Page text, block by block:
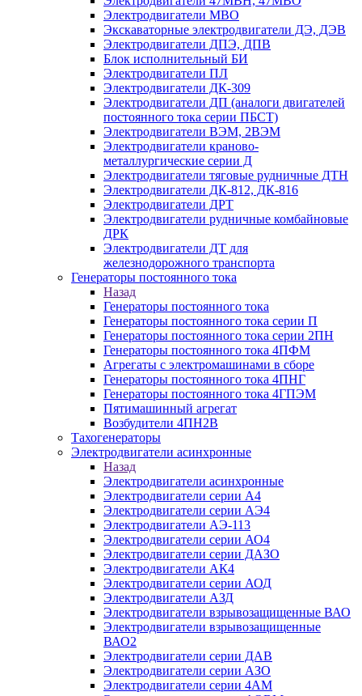
Электродвигатели MBO
Экскаваторные электродвигатели ДЭ, ДЭВ
Электродвигатели ДПЭ, ДПВ
Блок исполнительный БИ
Электродвигатели ПЛ
Электродвигатели ДК-309
Электродвигатели ДП (аналоги двигателей
постоянного тока серии ПБСТ)
Электродвигатели ВЭМ, 2ВЭМ
Электродвигатели краново-
металлургические серии Д
Электродвигатели тяговые рудничные ДТН
Электродвигатели ДК-812, ДК-816
Электродвигатели ДРТ
Электродвигатели рудничные комбайновые
ДРК
Электродвигатели ДТ для
железнодорожного транспорта
Генераторы постоянного тока
Назад
Генераторы постоянного тока
Генераторы постоянного тока серии П
Генераторы постоянного тока серии 2ПН
Генераторы постоянного тока 4ПФМ
Агрегаты с электромашинами в сборе
Генераторы постоянного тока 4ПНГ
Генераторы постоянного тока 4ГПЭМ
Пятимашинный агрегат
Возбудители 4ПН2В
Тахогенераторы
Электродвигатели асинхронные
Назад
Электродвигатели асинхронные
Электродвигатели серии А4
Электродвигатели серии АЭ4
Электродвигатели АЭ-113
Электродвигатели серии АО4
Электродвигатели серии ДАЗО
Электродвигатели АК4
Электродвигатели серии АОД
Электродвигатели АЗД
Электродвигатели взрывозащищенные ВАО
Электродвигатели взрывозащищенные
ВАО2
Электродвигатели серии ДАВ
Электродвигатели серии АЗО
Электродвигатели серии 4АМ